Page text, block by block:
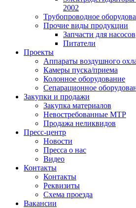
2002
Трубопроводное
Прочие виды продукции
Запчасти для насосов
Питатели
Проекты
Аппараты воздушного
Камеры пуска/приема
Колонное оборудование
Сепарационное
Закупки и продажи
Закупка материалов
Невостребованные МТР
Продажа неликвидов
Пресс-центр
Новости
Пресса о нас
Видео
Контакты
Контакты
Реквизиты
Схема проезда
Вакансии